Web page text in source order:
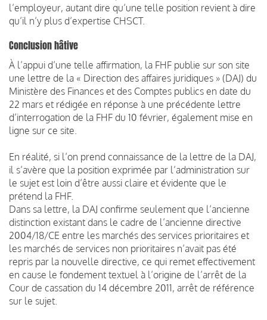
l’employeur, autant dire qu’une telle position revient à dire
qu’il n’y plus d’expertise CHSCT.
Conclusion hâtive
À l’appui d’une telle affirmation, la FHF publie sur son site
une lettre de la « Direction des affaires juridiques » (DAJ) du
Ministère des Finances et des Comptes publics en date du
22 mars et rédigée en réponse à une précédente lettre
d’interrogation de la FHF du 10 février, également mise en
ligne sur ce site.
En réalité, si l’on prend connaissance de la lettre de la DAJ,
il s’avère que la position exprimée par l’administration sur
le sujet est loin d’être aussi claire et évidente que le
prétend la FHF.
Dans sa lettre, la DAJ confirme seulement que l’ancienne
distinction existant dans le cadre de l’ancienne directive
2004/18/CE entre les marchés des services prioritaires et
les marchés de services non prioritaires n’avait pas été
repris par la nouvelle directive, ce qui remet effectivement
en cause le fondement textuel à l’origine de l’arrêt de la
Cour de cassation du 14 décembre 2011, arrêt de référence
sur le sujet.